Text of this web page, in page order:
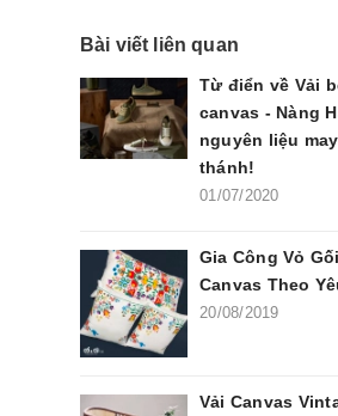
Bài viết liên quan
Từ điển về Vải
canvas - Nàng
nguyên liệu
thánh!
01/07/2020
Gia Công Vỏ
Canvas Theo
20/08/2019
Vải Canvas